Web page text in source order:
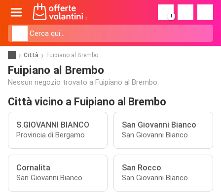
!
Città Fuipiano al Brembo
Fuipiano al Brembo
Nessun negozio trovato a Fuipiano al Brembo.
Città vicino a Fuipiano al Brembo
S.GIOVANNI BIANCO
Provincia di Bergamo
San Giovanni Bianco
San Giovanni Bianco
Cornalita
San Giovanni Bianco
San Rocco
San Giovanni Bianco